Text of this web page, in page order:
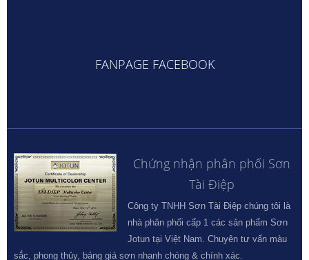
FANPAGE FACEBOOK
Chứng nhận phân phối Sơn
Tài Điệp
Công ty TNHH Sơn Tài Điệp chúng tôi là
nhà phân phối cấp 1 các sản phẩm Sơn
Jotun tại Việt Nam. Chuyên tư vấn màu
sắc, phong thủy, bảng giá sơn nhanh chóng & chính xác.